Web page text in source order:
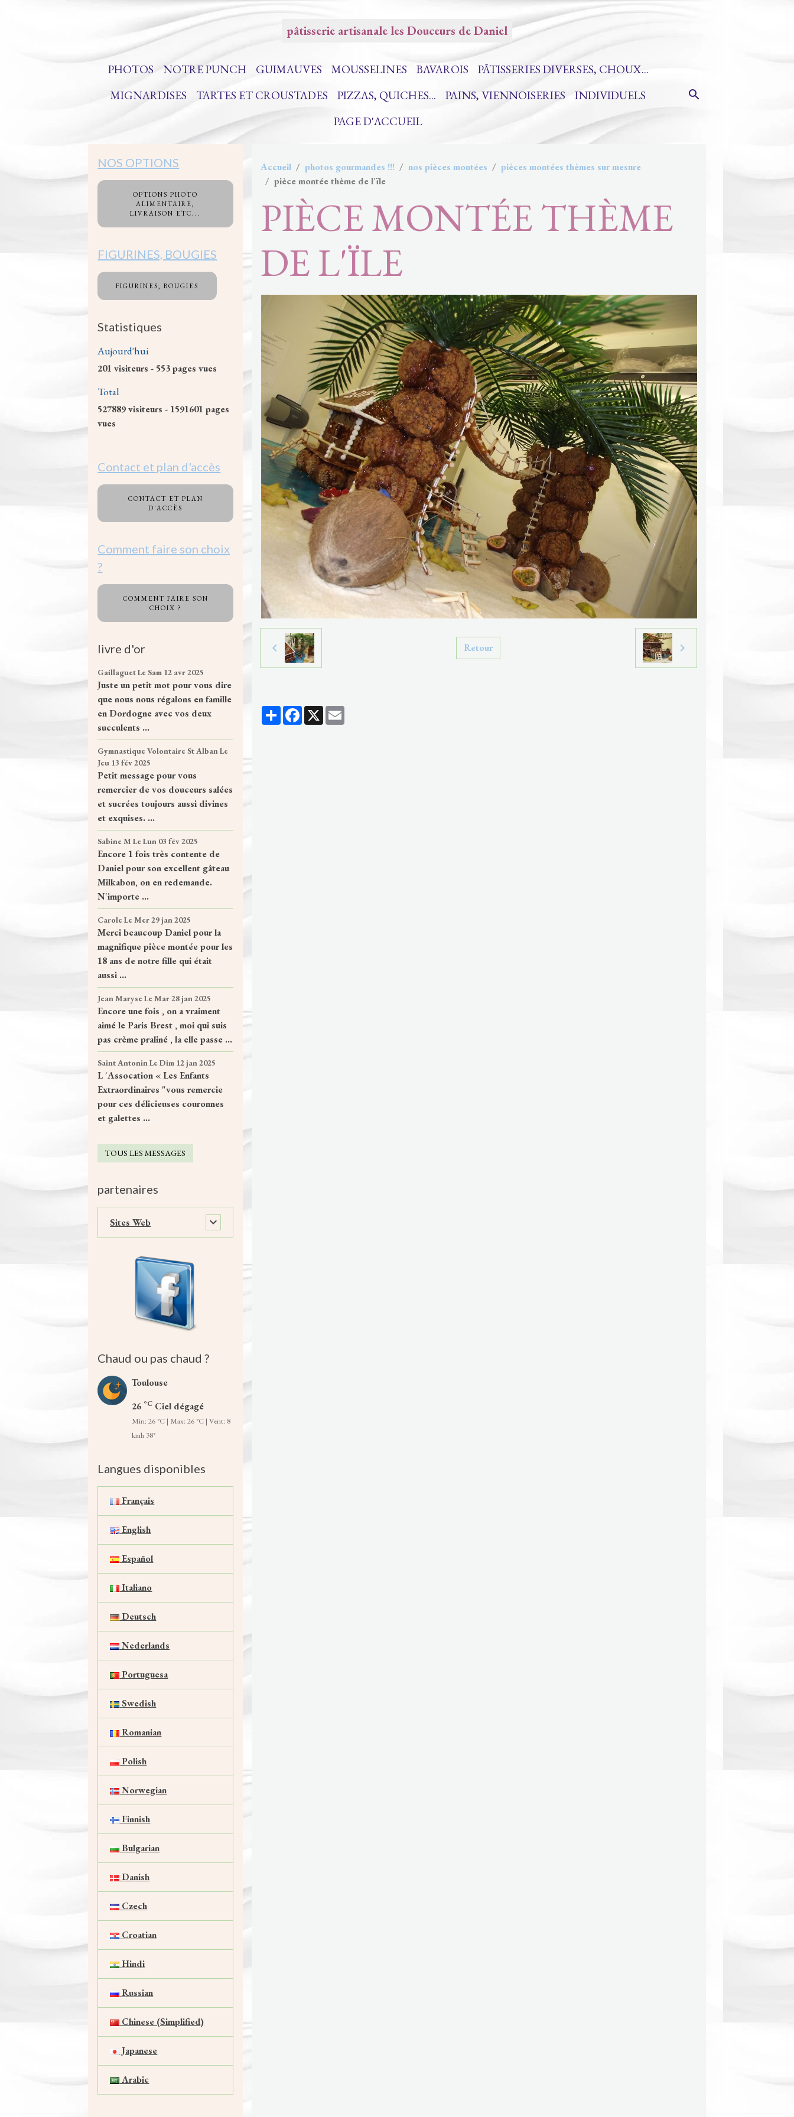
pâtisserie artisanale les Douceurs de Daniel
PHOTOS NOTRE PUNCH GUIMAUVES MOUSSELINES BAVAROIS
PÂTISSERIES DIVERSES, CHOUX...
MIGNARDISES
TARTES ET CROUSTADES PIZZAS, QUICHES... PAINS, VIENNOISERIES
INDIVIDUELS
PAGE D'ACCUEIL
Accueil photos gourmandes !!! nos pièces montées
pièces montées thèmes sur mesure
pièce montée thème de l'ïle
PIÈCE MONTÉE THÈME
DE L'ÏLE
Retour
PartagerFacebook
X Email
NOS OPTIONS
OPTIONS PHOTO
ALIMENTAIRE,
LIVRAISON ETC...
FIGURINES, BOUGIES
FIGURINES, BOUGIES
Statistiques
Aujourd'hui
201 visiteurs - 553pages vues
Total
527889visiteurs - 1591601 pages
vues
Contact et plan d'accès
CONTACT ET PLAN
D'ACCÈS
Comment faire son choix
?
COMMENT FAIRE SON
CHOIX ?
livre d'or
GaillaguetLe Sam 12 avr 2025
Juste un petit mot pour vous dire
que nous nous régalons en famille
en Dordogne avec vos deux
succulents ...
Gymnastique Volontaire St AlbanLe
Jeu 13 fév 2025
Petit message pour vous
remercier de vos douceurs salées
et sucrées toujours aussi divines
et exquises. ...
Sabine M Le Lun 03 fév 2025
Encore 1 fois très contente de
Daniel pour son excellent gâteau
Milkabon, on en redemande.
N'importe ...
CaroleLe Mer 29 jan 2025
Merci beaucoup Daniel pour la
magnifique pièce montée pour les
18 ans de notre fille qui était
aussi ...
Jean MaryseLe Mar 28 jan 2025
Encore une fois , on a vraiment
aimé le Paris Brest , moi qui suis
pas crème praliné , la elle passe ...
Saint AntoninLe Dim 12 jan 2025
L ´Assocation « Les Enfants
Extraordinaires "vous remercie
pour ces délicieuses couronnes
et galettes ...
TOUS LES MESSAGES
partenaires
Sites Web
Chaud ou pas chaud ?
Toulouse
26 °C Ciel dégagé
Min: 26 °C | Max: 26 °C | Vent: 8
kmh 38°
Langues disponibles
Français
English
Español
Italiano
Deutsch
Nederlands
Portuguesa
Swedish
Romanian
Polish
Norwegian
Finnish
Bulgarian
Danish
Czech
Croatian
Hindi
Russian
Chinese (Simplified)
Japanese
Arabic